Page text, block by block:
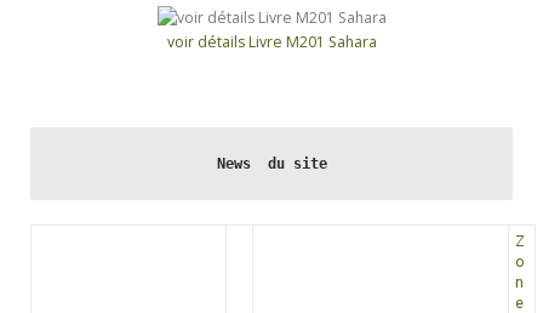
voir détails Livre M201 Sahara
News  du site
Z
o
n
e